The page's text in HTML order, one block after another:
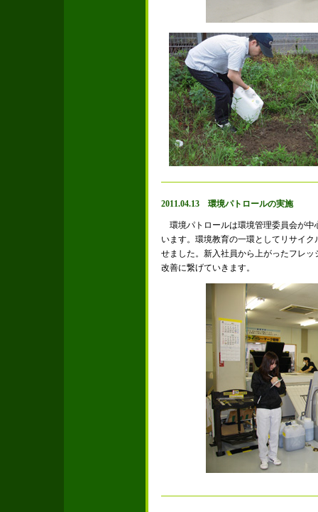
2011.04.13 環境パトロールの実施
環境パトロールは環境管理委員会が中
います。環境教育の一環としてリサイ
せました。新入社員から上がったフレ
改善に繋げていきます。